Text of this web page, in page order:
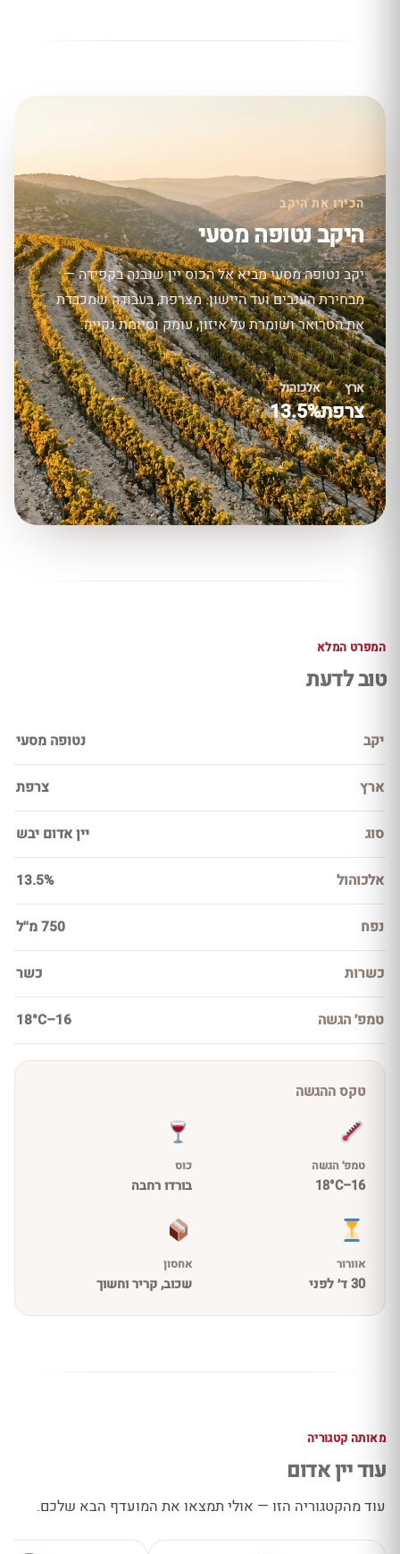
הכירו את היקב
היקב נטופה מסעי
יקב נטופה מסעי מביא אל הכוס יין שנבנה בקפידה —
מבחירת הענבים ועד היישון. מצרפת, בעבודה שמכבדת
את הטרואר ושומרת על איזון, עומק וסיומת נקייה.
ארץ
צרפת
אלכוהול
13.5%
המפרט המלא
טוב לדעת
יקב נטופה מסעי
ארץ צרפת
סוג יין אדום יבש
אלכוהול 13.5%
נפח 750 מ''ל
כשרות כשר
טמפ׳ הגשה 16–18°C
טקס ההגשה
טמפ׳ הגשה
16–18°C
כוס
בורדו רחבה
אוורור
30 ד׳ לפני
אחסון
שכוב, קריר וחשוך
מאותה קטגוריה
עוד יין אדום
עוד מהקטגוריה הזו — אולי תמצאו את המועדף הבא שלכם.